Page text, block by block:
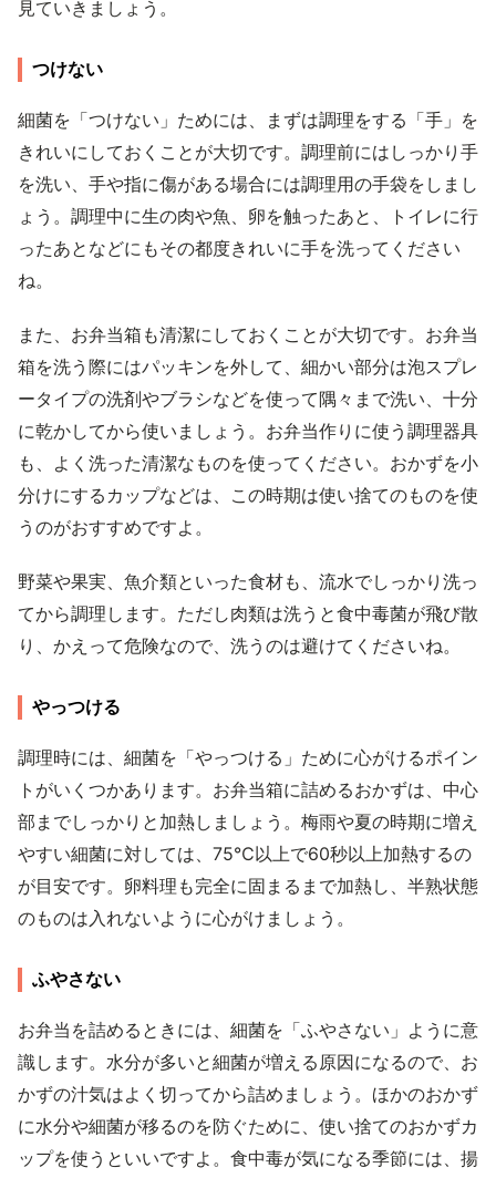
見ていきましょう。
つけない
細菌を「つけない」ためには、まずは調理をする「手」を
きれいにしておくことが大切です。調理前にはしっかり手
を洗い、手や指に傷がある場合には調理用の手袋をしまし
ょう。調理中に生の肉や魚、卵を触ったあと、トイレに行
ったあとなどにもその都度きれいに手を洗ってください
ね。
また、お弁当箱も清潔にしておくことが大切です。お弁当
箱を洗う際にはパッキンを外して、細かい部分は泡スプレ
ータイプの洗剤やブラシなどを使って隅々まで洗い、十分
に乾かしてから使いましょう。お弁当作りに使う調理器具
も、よく洗った清潔なものを使ってください。おかずを小
分けにするカップなどは、この時期は使い捨てのものを使
うのがおすすめですよ。
野菜や果実、魚介類といった食材も、流水でしっかり洗っ
てから調理します。ただし肉類は洗うと食中毒菌が飛び散
り、かえって危険なので、洗うのは避けてくださいね。
やっつける
調理時には、細菌を「やっつける」ために心がけるポイン
トがいくつかあります。お弁当箱に詰めるおかずは、中心
部までしっかりと加熱しましょう。梅雨や夏の時期に増え
やすい細菌に対しては、75℃以上で60秒以上加熱するの
が目安です。卵料理も完全に固まるまで加熱し、半熟状態
のものは入れないように心がけましょう。
ふやさない
お弁当を詰めるときには、細菌を「ふやさない」ように意
識します。水分が多いと細菌が増える原因になるので、お
かずの汁気はよく切ってから詰めましょう。ほかのおかず
に水分や細菌が移るのを防ぐために、使い捨てのおかずカ
ップを使うといいですよ。食中毒が気になる季節には、揚